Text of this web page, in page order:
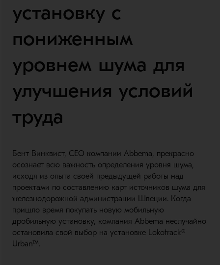
установку с
пониженным
уровнем шума для
улучшения условий
труда
Бент Винквист, CEO компании Abbema, прекрасно
осознает всю важность определения уровня шума,
исходя из опыта своей предыдущей работы над
проектами по составлению карт источников шума для
железнодорожной администрации Швеции. Когда
пришло время покупать новую мобильную
дробильную установку, компания Abbema неслучайно
остановила свой выбор на установке Lokotrack®
Urban™.